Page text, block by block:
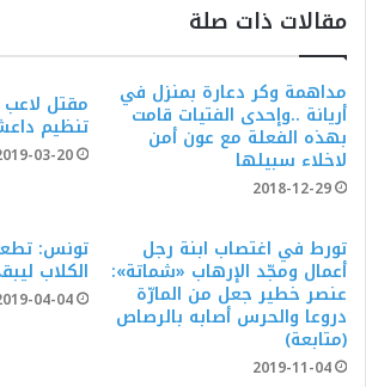
مقالات ذات صلة
مداهمة وكر دعارة بمنزل في
أريانة ..وإحدى الفتيات قامت
بهذه الفعلة مع عون أمن
لاخلاء سبيلها
2018-12-29
مقتل
تنظيم
03-20
تورط في اغتصاب ابنة رجل
أعمال ومجّد الإرهاب «شماتة»:
عنصر خطير جعل من المارّة
دروعا والحرس أصابه بالرصاص
(متابعة)
2019-11-04
تونس:
الكلاب
04-04